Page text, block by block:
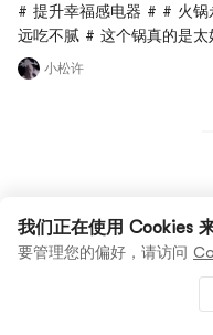
# 提升幸福感电器 # # 火锅
远吃不腻 # 这个锅真的是太
用了！！！我给一百个
赞！！！！到货的那天晚上
太好吃了
小松许
我们正在使用 Cookies
要管理您的偏好，请访问